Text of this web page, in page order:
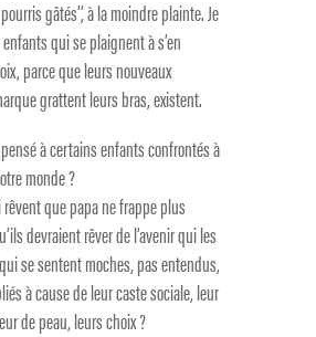
gâtés’’, à la moindre plainte. Je
qui se plaignent à s’en
parce que leurs nouveaux
grattent leurs bras, existent.
à certains enfants confrontés à
monde ?
que papa ne frappe plus
devraient rêver de l’avenir qui les
se sentent moches, pas entendus,
à cause de leur caste sociale, leur
de peau, leurs choix ?